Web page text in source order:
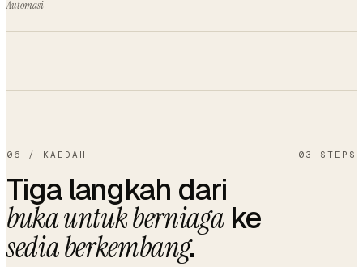
Automasi
06 / KAEDAH 03 STEPS
Tiga langkah dari
buka untuk berniagake
sedia berkembang.